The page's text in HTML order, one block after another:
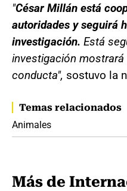
"César Millán está
autoridades y seguirá
investigación. Está
investigación mostrará
conducta", sostuvo la
Temas relacionados
Animales
Más de